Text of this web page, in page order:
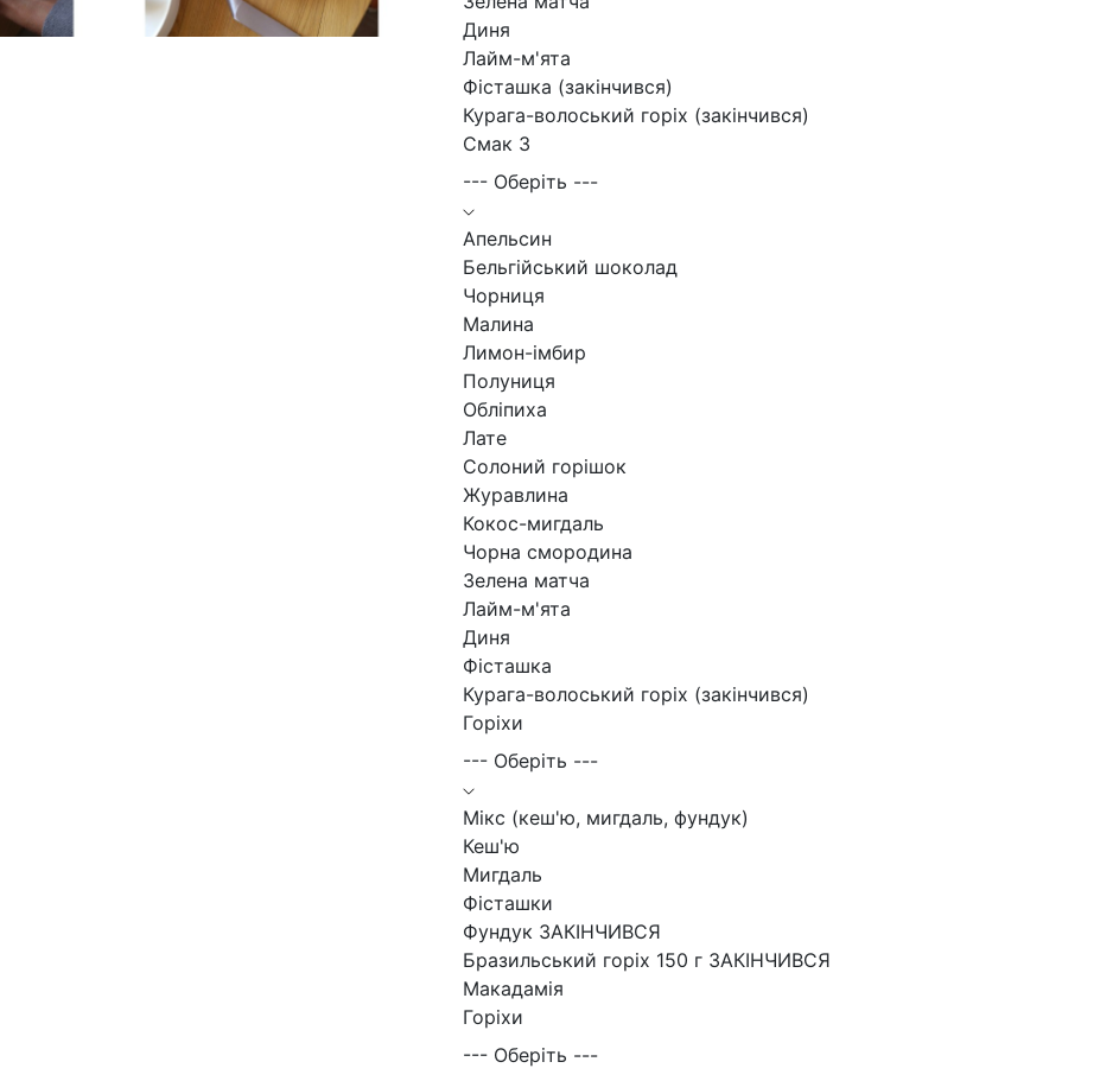
Диня
Лайм-м'ята
Фісташка (закінчився)
Курага-волоський горіх (закінчився)
Смак 3
--- Оберіть ---
Апельсин
Бельгійський шоколад
Чорниця
Малина
Лимон-імбир
Полуниця
Обліпиха
Лате
Солоний горішок
Журавлина
Кокос-мигдаль
Чорна смородина
Зелена матча
Лайм-м'ята
Диня
Фісташка
Курага-волоський горіх (закінчився)
Горіхи
--- Оберіть ---
Мікс (кеш'ю, мигдаль, фундук)
Кеш'ю
Мигдаль
Фісташки
Фундук ЗАКІНЧИВСЯ
Бразильський горіх 150 г ЗАКІНЧИВСЯ
Макадамія
Горіхи
--- Оберіть ---